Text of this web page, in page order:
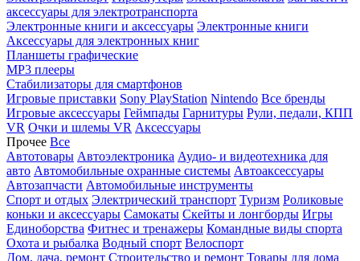
аксессуары для электротранспорта
Электронные книги и аксессуары Электронные книги
Аксессуары для электронных книг
Планшеты графические
MP3 плееры
Стабилизаторы для смартфонов
Игровые приставки Sony PlayStation Nintendo Все бренды
Игровые аксессуары Геймпады Гарнитуры Рули, педали, КПП
VR Очки и шлемы VR Аксессуары
Прочее Все
Автотовары Автоэлектроника Аудио- и видеотехника для
авто Автомобильные охранные системы Автоаксессуары
Автозапчасти Автомобильные инструменты
Спорт и отдых Электрический транспорт Туризм Роликовые
коньки и аксессуары Самокаты Скейты и лонгборды Игры
Единоборства Фитнес и тренажеры Командные виды спорта
Охота и рыбалка Водный спорт Велоспорт
Дом, дача, ремонт Строительство и ремонт Товары для дома